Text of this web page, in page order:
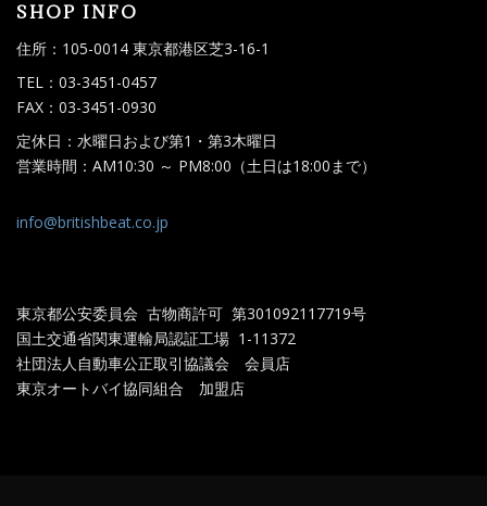
SHOP INFO
住所：105-0014 東京都港区芝3-16-1
TEL：03-3451-0457
FAX：03-3451-0930
定休日：水曜日および第1・第3木曜日
営業時間：AM10:30 ～ PM8:00（土日は18:00まで）
info@britishbeat.co.jp
東京都公安委員会 古物商許可 第301092117719号
国土交通省関東運輸局認証工場 1-11372
社団法人自動車公正取引協議会 会員店
東京オートバイ協同組合 加盟店